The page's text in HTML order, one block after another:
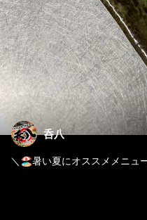
呑八
＼🏖暑い夏にオススメメニ
暑い日々が続きますが、皆様